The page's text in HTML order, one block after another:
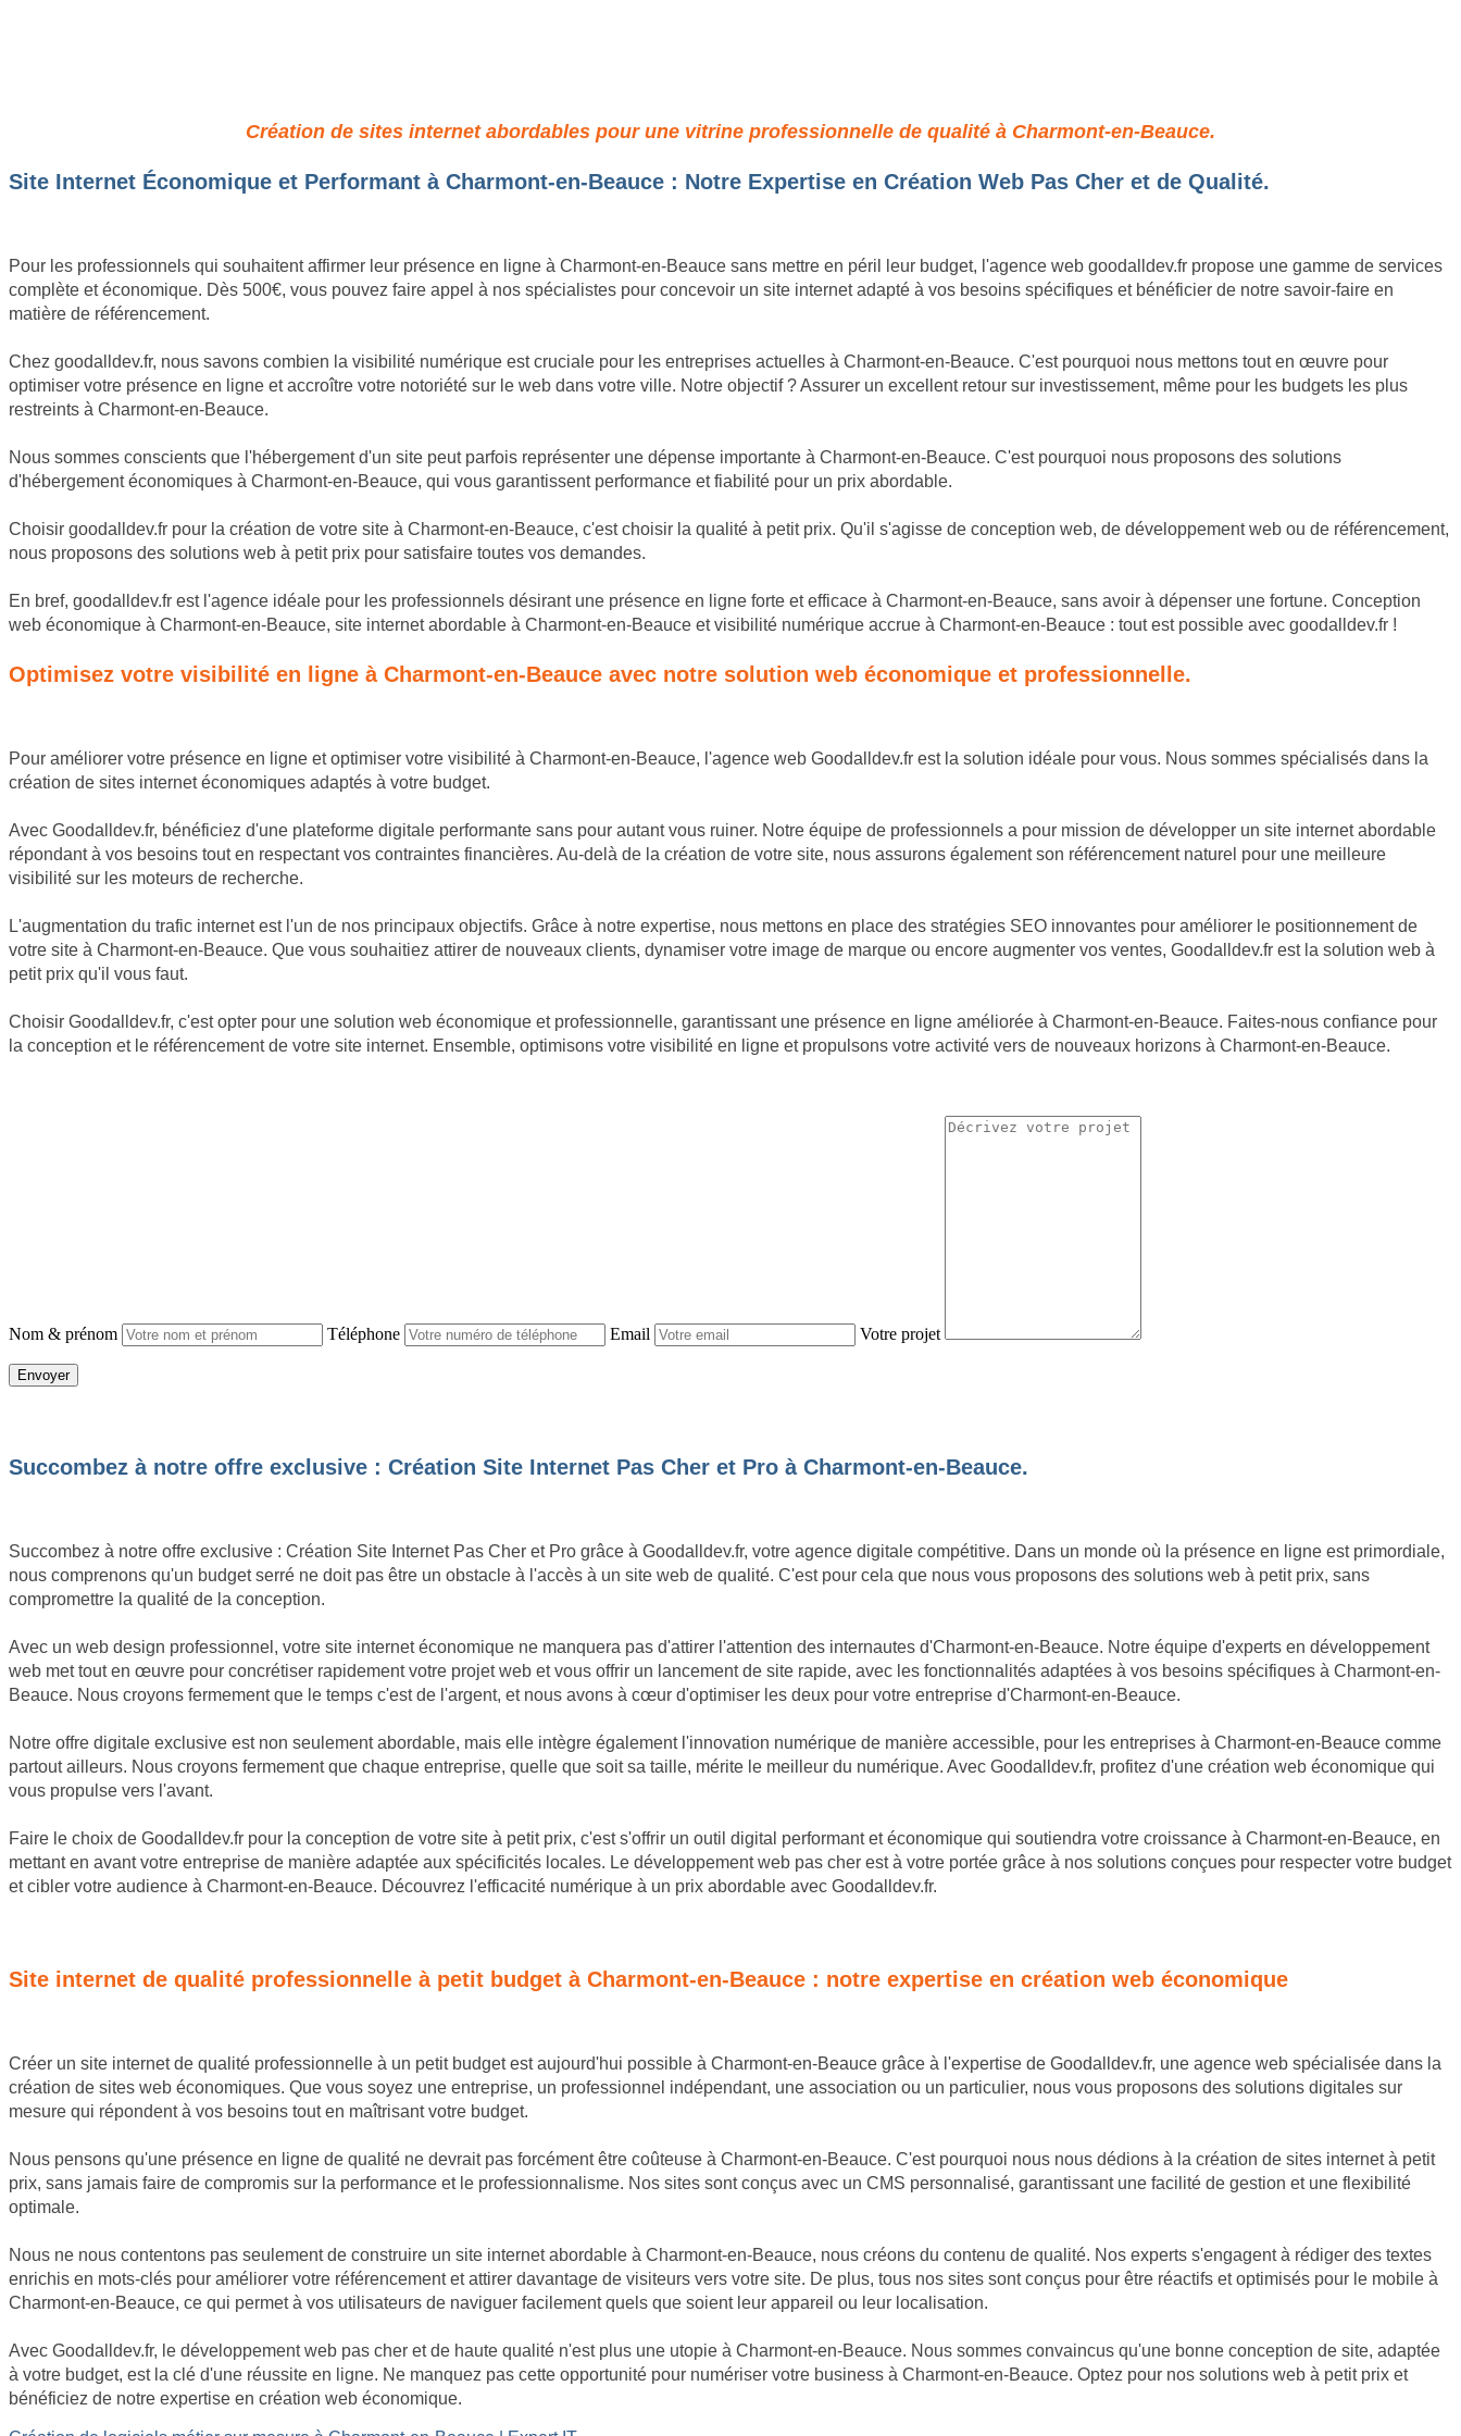
Création de sites internet abordables pour une vitrine professionnelle de qualité à Charmont-en-Beauce.
Site Internet Économique et Performant à Charmont-en-Beauce : Notre Expertise en Création Web Pas Cher et de Qualité.
Pour les professionnels qui souhaitent affirmer leur présence en ligne à Charmont-en-Beauce sans mettre en péril leur budget, l'agence web goodalldev.fr propose une gamme de services
complète et économique. Dès 500€, vous pouvez faire appel à nos spécialistes pour concevoir un site internet adapté à vos besoins spécifiques et bénéficier de notre savoir-faire en
matière de référencement.
Chez goodalldev.fr, nous savons combien la visibilité numérique est cruciale pour les entreprises actuelles à Charmont-en-Beauce. C'est pourquoi nous mettons tout en œuvre pour
optimiser votre présence en ligne et accroître votre notoriété sur le web dans votre ville. Notre objectif ? Assurer un excellent retour sur investissement, même pour les budgets les plus
restreints à Charmont-en-Beauce.
Nous sommes conscients que l'hébergement d'un site peut parfois représenter une dépense importante à Charmont-en-Beauce. C'est pourquoi nous proposons des solutions
d'hébergement économiques à Charmont-en-Beauce, qui vous garantissent performance et fiabilité pour un prix abordable.
Choisir goodalldev.fr pour la création de votre site à Charmont-en-Beauce, c'est choisir la qualité à petit prix. Qu'il s'agisse de conception web, de développement web ou de référencement,
nous proposons des solutions web à petit prix pour satisfaire toutes vos demandes.
En bref, goodalldev.fr est l'agence idéale pour les professionnels désirant une présence en ligne forte et efficace à Charmont-en-Beauce, sans avoir à dépenser une fortune. Conception
web économique à Charmont-en-Beauce, site internet abordable à Charmont-en-Beauce et visibilité numérique accrue à Charmont-en-Beauce : tout est possible avec goodalldev.fr !
Optimisez votre visibilité en ligne à Charmont-en-Beauce avec notre solution web économique et professionnelle.
Pour améliorer votre présence en ligne et optimiser votre visibilité à Charmont-en-Beauce, l'agence web Goodalldev.fr est la solution idéale pour vous. Nous sommes spécialisés dans la
création de sites internet économiques adaptés à votre budget.
Avec Goodalldev.fr, bénéficiez d'une plateforme digitale performante sans pour autant vous ruiner. Notre équipe de professionnels a pour mission de développer un site internet abordable
répondant à vos besoins tout en respectant vos contraintes financières. Au-delà de la création de votre site, nous assurons également son référencement naturel pour une meilleure
visibilité sur les moteurs de recherche.
L'augmentation du trafic internet est l'un de nos principaux objectifs. Grâce à notre expertise, nous mettons en place des stratégies SEO innovantes pour améliorer le positionnement de
votre site à Charmont-en-Beauce. Que vous souhaitiez attirer de nouveaux clients, dynamiser votre image de marque ou encore augmenter vos ventes, Goodalldev.fr est la solution web à
petit prix qu'il vous faut.
Choisir Goodalldev.fr, c'est opter pour une solution web économique et professionnelle, garantissant une présence en ligne améliorée à Charmont-en-Beauce. Faites-nous confiance pour
la conception et le référencement de votre site internet. Ensemble, optimisons votre visibilité en ligne et propulsons votre activité vers de nouveaux horizons à Charmont-en-Beauce.
Nom & prénom Téléphone Email Votre projet
Succombez à notre offre exclusive : Création Site Internet Pas Cher et Pro à Charmont-en-Beauce.
Succombez à notre offre exclusive : Création Site Internet Pas Cher et Pro grâce à Goodalldev.fr, votre agence digitale compétitive. Dans un monde où la présence en ligne est primordiale,
nous comprenons qu'un budget serré ne doit pas être un obstacle à l'accès à un site web de qualité. C'est pour cela que nous vous proposons des solutions web à petit prix, sans
compromettre la qualité de la conception.
Avec un web design professionnel, votre site internet économique ne manquera pas d'attirer l'attention des internautes d'Charmont-en-Beauce. Notre équipe d'experts en développement
web met tout en œuvre pour concrétiser rapidement votre projet web et vous offrir un lancement de site rapide, avec les fonctionnalités adaptées à vos besoins spécifiques à Charmont-en-
Beauce. Nous croyons fermement que le temps c'est de l'argent, et nous avons à cœur d'optimiser les deux pour votre entreprise d'Charmont-en-Beauce.
Notre offre digitale exclusive est non seulement abordable, mais elle intègre également l'innovation numérique de manière accessible, pour les entreprises à Charmont-en-Beauce comme
partout ailleurs. Nous croyons fermement que chaque entreprise, quelle que soit sa taille, mérite le meilleur du numérique. Avec Goodalldev.fr, profitez d'une création web économique qui
vous propulse vers l'avant.
Faire le choix de Goodalldev.fr pour la conception de votre site à petit prix, c'est s'offrir un outil digital performant et économique qui soutiendra votre croissance à Charmont-en-Beauce, en
mettant en avant votre entreprise de manière adaptée aux spécificités locales. Le développement web pas cher est à votre portée grâce à nos solutions conçues pour respecter votre budget
et cibler votre audience à Charmont-en-Beauce. Découvrez l'efficacité numérique à un prix abordable avec Goodalldev.fr.
Site internet de qualité professionnelle à petit budget à Charmont-en-Beauce : notre expertise en création web économique
Créer un site internet de qualité professionnelle à un petit budget est aujourd'hui possible à Charmont-en-Beauce grâce à l'expertise de Goodalldev.fr, une agence web spécialisée dans la
création de sites web économiques. Que vous soyez une entreprise, un professionnel indépendant, une association ou un particulier, nous vous proposons des solutions digitales sur
mesure qui répondent à vos besoins tout en maîtrisant votre budget.
Nous pensons qu'une présence en ligne de qualité ne devrait pas forcément être coûteuse à Charmont-en-Beauce. C'est pourquoi nous nous dédions à la création de sites internet à petit
prix, sans jamais faire de compromis sur la performance et le professionnalisme. Nos sites sont conçus avec un CMS personnalisé, garantissant une facilité de gestion et une flexibilité
optimale.
Nous ne nous contentons pas seulement de construire un site internet abordable à Charmont-en-Beauce, nous créons du contenu de qualité. Nos experts s'engagent à rédiger des textes
enrichis en mots-clés pour améliorer votre référencement et attirer davantage de visiteurs vers votre site. De plus, tous nos sites sont conçus pour être réactifs et optimisés pour le mobile à
Charmont-en-Beauce, ce qui permet à vos utilisateurs de naviguer facilement quels que soient leur appareil ou leur localisation.
Avec Goodalldev.fr, le développement web pas cher et de haute qualité n'est plus une utopie à Charmont-en-Beauce. Nous sommes convaincus qu'une bonne conception de site, adaptée
à votre budget, est la clé d'une réussite en ligne. Ne manquez pas cette opportunité pour numériser votre business à Charmont-en-Beauce. Optez pour nos solutions web à petit prix et
bénéficiez de notre expertise en création web économique.